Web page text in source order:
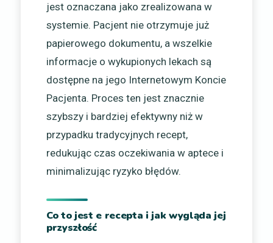
jest oznaczana jako zrealizowana w
systemie. Pacjent nie otrzymuje już
papierowego dokumentu, a wszelkie
informacje o wykupionych lekach są
dostępne na jego Internetowym Koncie
Pacjenta. Proces ten jest znacznie
szybszy i bardziej efektywny niż w
przypadku tradycyjnych recept,
redukując czas oczekiwania w aptece i
minimalizując ryzyko błędów.
Co to jest e recepta i jak wygląda jej
przyszłość